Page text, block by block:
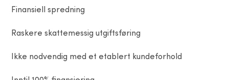
Finansiell spredning
Raskere skattemessig utgiftsføring
Ikke nodvendig med et etablert kundeforhold